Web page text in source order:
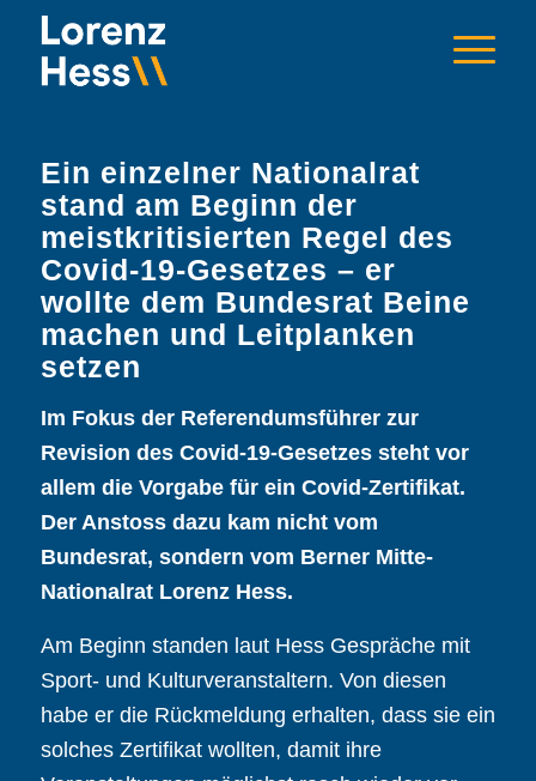
Ein einzelner Nationalrat
stand am Beginn der
meistkritisierten Regel des
Covid-19-Gesetzes – er
wollte dem Bundesrat Beine
machen und Leitplanken
setzen
Im Fokus der Referendumsführer zur
Revision des Covid-19-Gesetzes steht vor
allem die Vorgabe für ein Covid-Zertifikat.
Der Anstoss dazu kam nicht vom
Bundesrat, sondern vom Berner Mitte-
Nationalrat Lorenz Hess.
Am Beginn standen laut Hess Gespräche mit
Sport- und Kulturveranstaltern. Von diesen
habe er die Rückmeldung erhalten, dass sie ein
solches Zertifikat wollten, damit ihre